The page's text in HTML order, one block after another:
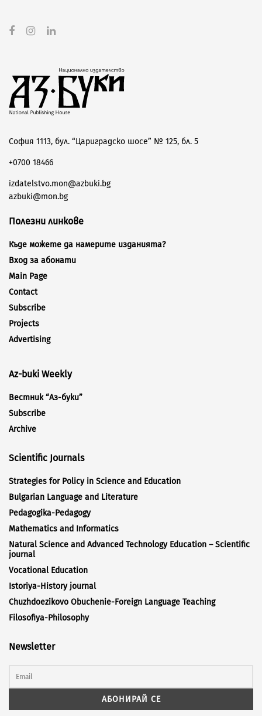
София 1113, бул. “Цариградско шосе” № 125, бл. 5
+0700 18466
izdatelstvo.mon@azbuki.bg
azbuki@mon.bg
Полезни линкове
Къде можете да намерите изданията?
Вход за абонати
Main Page
Contact
Subscribe
Projects
Advertising
Az-buki Weekly
Вестник “Аз-буки”
Subscribe
Archive
Scientific Journals
Strategies for Policy in Science and Education
Bulgarian Language and Literature
Pedagogika-Pedagogy
Mathematics and Informatics
Natural Science and Advanced Technology Education – Scientific
journal
Vocational Education
Istoriya-History journal
Chuzhdoezikovo Obuchenie-Foreign Language Teaching
Filosofiya-Philosophy
Newsletter